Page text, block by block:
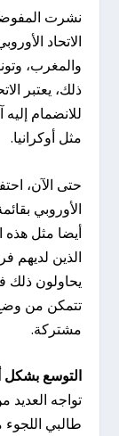
نشرت
الاتحاد
والمغرب،
ذلك، يعتبر
للانضمام
مثل أوكرانيا.
حتى الآن،
الأوروبي
أيضا مثل هذه
الذين لديهم
يحاولون ذلك
تتمكن من
مشتركة.
التوسع
تواجه العديد
طالبي